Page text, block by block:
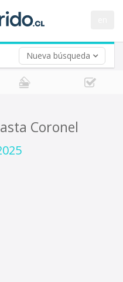
Nueva búsqueda
Coronel